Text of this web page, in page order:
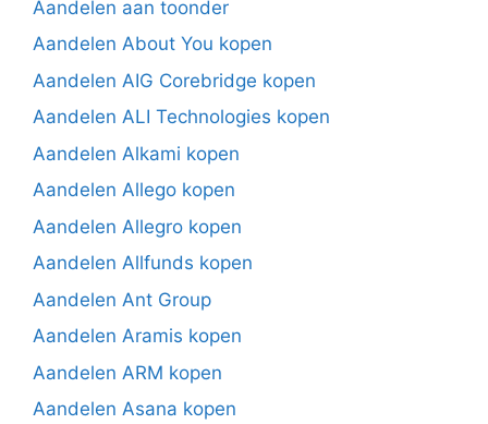
Aandelen aan toonder
Aandelen About You kopen
Aandelen AIG Corebridge kopen
Aandelen ALI Technologies kopen
Aandelen Alkami kopen
Aandelen Allego kopen
Aandelen Allegro kopen
Aandelen Allfunds kopen
Aandelen Ant Group
Aandelen Aramis kopen
Aandelen ARM kopen
Aandelen Asana kopen